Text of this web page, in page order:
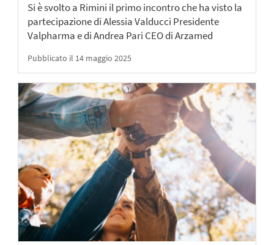
Si è svolto a Rimini il primo incontro che ha visto la
partecipazione di Alessia Valducci Presidente
Valpharma e di Andrea Pari CEO di Arzamed
Pubblicato il 14 maggio 2025